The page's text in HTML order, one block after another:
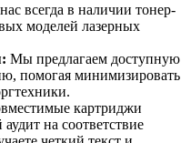
всегда в наличии тонер-
моделей лазерных
Мы предлагаем доступную
помогая минимизировать
картриджи
на соответствие